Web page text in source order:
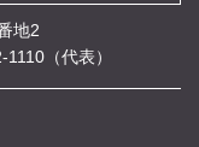
地2
（代表）